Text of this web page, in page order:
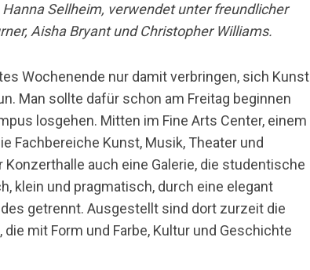
Sellheim, verwendet unter freundlicher
Aisha Bryant und Christopher Williams.
Wochenende nur damit verbringen, sich Kunst
Man sollte dafür schon am Freitag beginnen
losgehen. Mitten im Fine Arts Center, einem
Fachbereiche Kunst, Musik, Theater und
auch eine Galerie, die studentische
klein und pragmatisch, durch eine elegant
getrennt. Ausgestellt sind dort zurzeit die
mit Form und Farbe, Kultur und Geschichte